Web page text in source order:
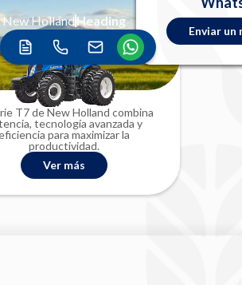
New HollandHeading
T7 de New Holland combina
tecnología avanzada y
para maximizar la
productividad.
Ver más
Ir al
Enviar
Enviar un